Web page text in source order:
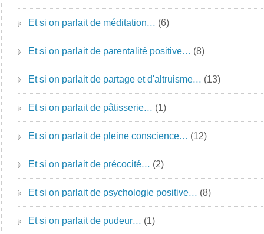
Et si on parlait de méditation… (6)
Et si on parlait de parentalité positive… (8)
Et si on parlait de partage et d'altruisme… (13)
Et si on parlait de pâtisserie… (1)
Et si on parlait de pleine conscience… (12)
Et si on parlait de précocité… (2)
Et si on parlait de psychologie positive… (8)
Et si on parlait de pudeur… (1)